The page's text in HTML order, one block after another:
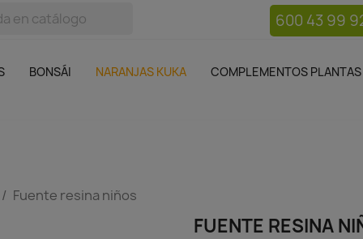
600 43 99
BONSÁI NARANJAS KUKA COMPLEMENTOS PLANTAS
Complementos plantas
Fuente resina niños
FUENTE RESINA